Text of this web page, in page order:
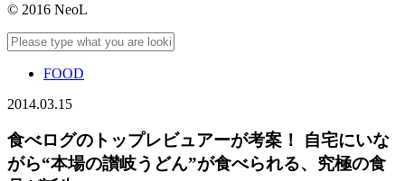
© 2016 NeoL
FOOD
2014.03.15
食べログのトップレビュアーが考案！ 自宅にいな
がら“本場の讃岐うどん”が食べられる、究極の食